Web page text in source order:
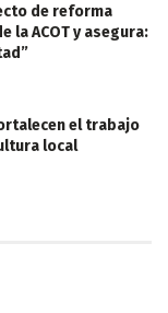
de reforma
la ACOT y asegura:
el trabajo
local